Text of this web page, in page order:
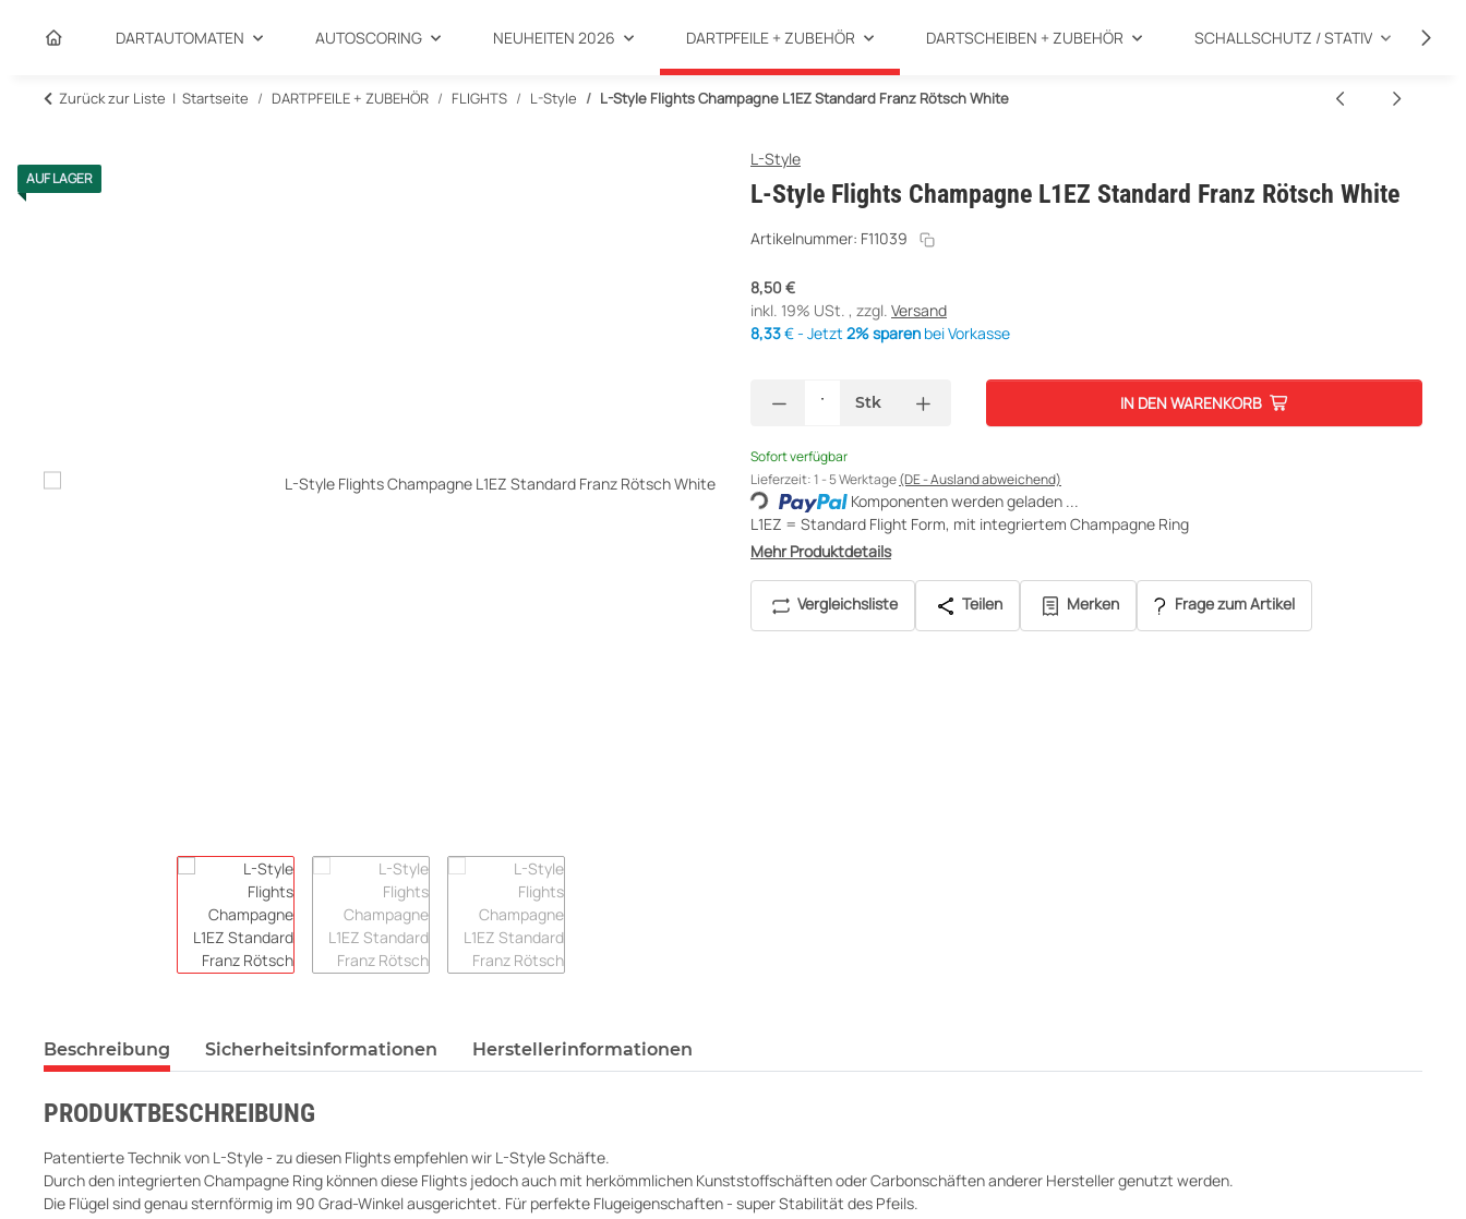
DARTAUTOMATEN AUTOSCORING NEUHEITEN 2026 DARTPFEILE + ZUBEHÖR DARTSCHEIBEN + ZUBEHÖR SCHALLSCHUTZ / STATIV
Zurück zur Liste Startseite DARTPFEILE + ZUBEHÖR FLIGHTS L-Style L-Style Flights Champagne L1EZ Standard Franz Rötsch White
AUF LAGER
L-Style
L-Style Flights Champagne L1EZ Standard Franz Rötsch White
Artikelnummer: F11039
8,50 €
inkl. 19% USt. , zzgl. Versand
8,33€ - Jetzt 2% sparen bei Vorkasse
Stk IN DEN WARENKORB
Sofort verfügbar
Lieferzeit:1 - 5 Werktage(DE - Ausland abweichend)
Loading...
Komponenten werden geladen ...
L1EZ = Standard Flight Form, mit integriertem Champagne Ring
Mehr Produktdetails
Vergleichsliste Teilen Merken Frage zum Artikel
Beschreibung Sicherheitsinformationen Herstellerinformationen
PRODUKTBESCHREIBUNG
Patentierte Technik von L-Style - zu diesen Flights empfehlen wir L-Style Schäfte.
Durch den integrierten Champagne Ring können diese Flights jedoch auch mit herkömmlichen Kunststoffschäften oder Carbonschäften anderer Hersteller genutzt werden.
Die Flügel sind genau sternförmig im 90 Grad-Winkel ausgerichtet. Für perfekte Flugeigenschaften - super Stabilität des Pfeils.